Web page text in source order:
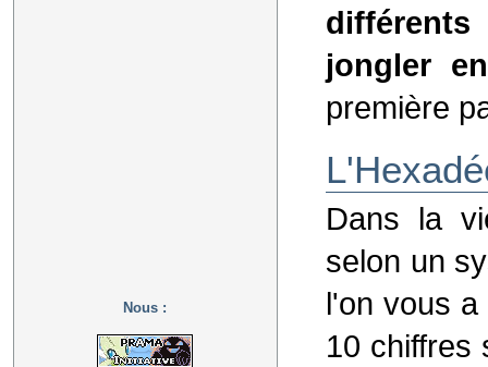
Nous :
différents
jongler
première
Dans la
selon un
l'on vous
10 chiffres